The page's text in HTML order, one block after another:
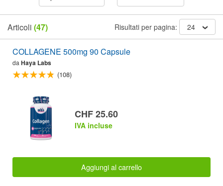
Articoli (47) Risultati per pagina: 24
COLLAGENE 500mg 90 Capsule
daHaya Labs
(108)
CHF 25.60
IVA incluse
Aggiungi al carrello